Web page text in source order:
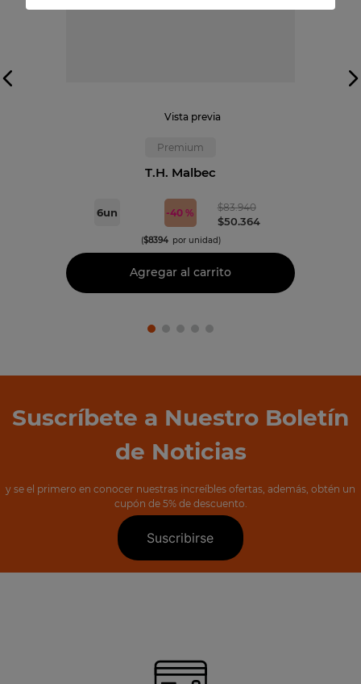
Vista previa
Premium
T.H. Malbec
6un -40 % $83.940
$50.364
($8394 por unidad)
Agregar al carrito
Suscríbete a Nuestro Boletín
de Noticias
y se el primero en conocer nuestras increíbles ofertas, además, obtén un
cupón de 5% de descuento.
Suscribirse